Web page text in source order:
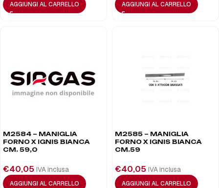
AGGIUNGI AL CARRELLO AGGIUNGI AL CARRELLO
M2584 – MANIGLIA
FORNO X IGNIS BIANCA
CM. 59,0
€40,05 IVA inclusa
AGGIUNGI AL CARRELLO
M2585 – MANIGLIA
FORNO X IGNIS BIANCA
CM.59
€40,05 IVA inclusa
AGGIUNGI AL CARRELLO